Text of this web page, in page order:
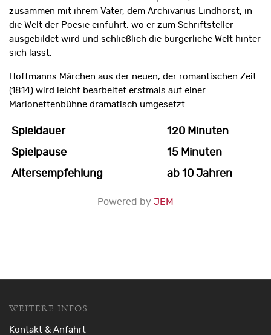
zusammen mit ihrem Vater, dem Archivarius Lindhorst, in
die Welt der Poesie einführt, wo er zum Schriftsteller
ausgebildet wird und schließlich die bürgerliche Welt hinter
sich lässt.
Hoffmanns Märchen aus der neuen, der romantischen Zeit
(1814) wird leicht bearbeitet erstmals auf einer
Marionettenbühne dramatisch umgesetzt.
Spieldauer
120 Minuten
Spielpause
15 Minuten
Altersempfehlung
ab 10 Jahren
Powered by JEM
WEITERE INFOS
Kontakt & Anfahrt